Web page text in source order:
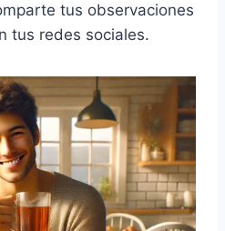
tus observaciones
tus redes sociales.